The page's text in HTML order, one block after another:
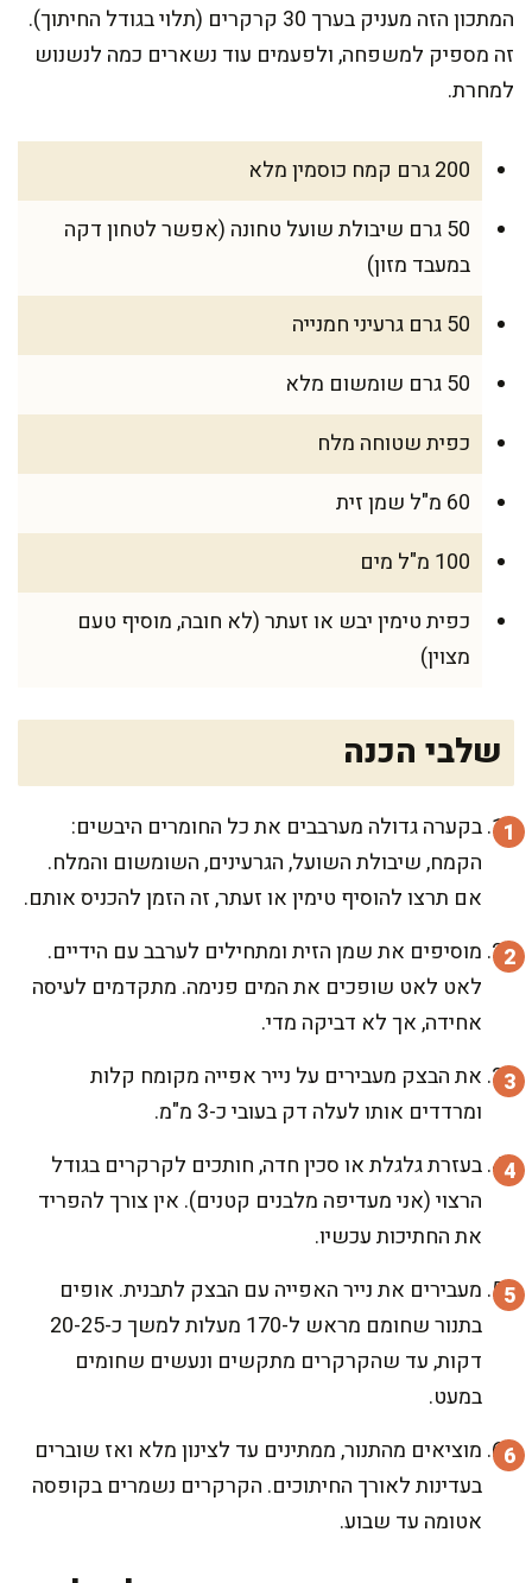
המתכון הזה מעניק בערך 30 קרקרים (תלוי בגודל החיתוך).
זה מספיק למשפחה, ולפעמים עוד נשארים כמה לנשנוש
למחרת.
200 גרם קמח כוסמין מלא
50 גרם שיבולת שועל טחונה (אפשר לטחון דקה
במעבד מזון)
50 גרם גרעיני חמנייה
50 גרם שומשום מלא
כפית שטוחה מלח
60 מ"ל שמן זית
100 מ"ל מים
כפית טימין יבש או זעתר (לא חובה, מוסיף טעם
מצוין)
שלבי הכנה
בקערה גדולה מערבבים את כל החומרים היבשים:
הקמח, שיבולת השועל, הגרעינים, השומשום והמלח.
אם תרצו להוסיף טימין או זעתר, זה הזמן להכניס אותם.
מוסיפים את שמן הזית ומתחילים לערבב עם הידיים.
לאט לאט שופכים את המים פנימה. מתקדמים לעיסה
אחידה, אך לא דביקה מדי.
את הבצק מעבירים על נייר אפייה מקומח קלות
ומרדדים אותו לעלה דק בעובי כ-3 מ"מ.
בעזרת גלגלת או סכין חדה, חותכים לקרקרים בגודל
הרצוי (אני מעדיפה מלבנים קטנים). אין צורך להפריד
את החתיכות עכשיו.
מעבירים את נייר האפייה עם הבצק לתבנית. אופים
בתנור שחומם מראש ל-170 מעלות למשך כ-20-25
דקות, עד שהקרקרים מתקשים ונעשים שחומים
במעט.
מוציאים מהתנור, ממתינים עד לצינון מלא ואז שוברים
בעדינות לאורך החיתוכים. הקרקרים נשמרים בקופסה
אטומה עד שבוע.